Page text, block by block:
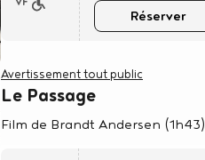
Réserver
Avertissement tout public
Le Passage
Film de Brandt Andersen (1h43)